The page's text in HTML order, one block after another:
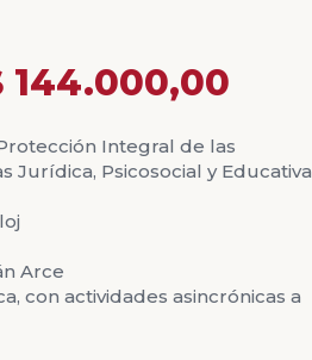
144.000,00
Integral de las
Jurídica, Psicosocial y Educativa
Arce
con actividades asincrónicas a